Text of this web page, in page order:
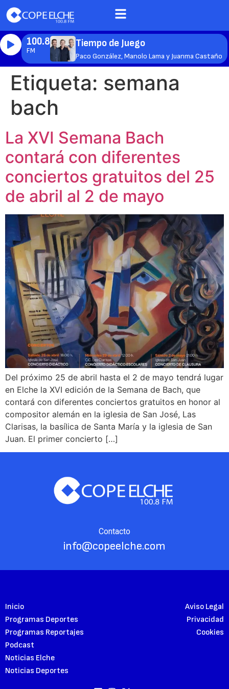
100.8
FM
Tiempo de Juego
Paco González, Manolo Lama y Juanma Castaño
Etiqueta: semana
bach
La XVI Semana Bach
contará con diferentes
conciertos gratuitos del 25
de abril al 2 de mayo
Del próximo 25 de abril hasta el 2 de mayo tendrá lugar
en Elche la XVI edición de la Semana de Bach, que
contará con diferentes conciertos gratuitos en honor al
compositor alemán en la iglesia de San José, Las
Clarisas, la basílica de Santa María y la iglesia de San
Juan. El primer concierto […]
Contacto
info@copeelche.com
Inicio
Programas Deportes
Programas Reportajes
Podcast
Noticias Elche
Noticias Deportes
Aviso Legal
Privacidad
Cookies